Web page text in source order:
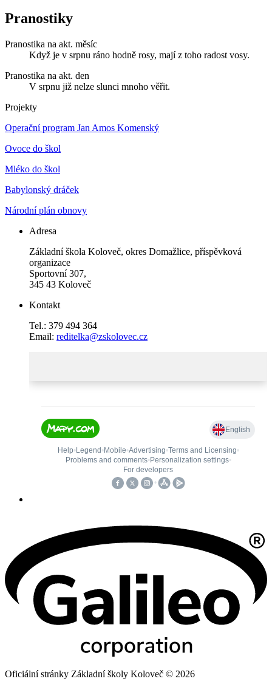
Pranostiky
Pranostika na akt. měsíc
Když je v srpnu ráno hodně rosy, mají z toho radost vosy.
Pranostika na akt. den
V srpnu již nelze slunci mnoho věřit.
Projekty
Operační program Jan Amos Komenský
Ovoce do škol
Mléko do škol
Babylonský dráček
Národní plán obnovy
Adresa
Základní škola Koloveč, okres Domažlice, příspěvková
organizace
Sportovní 307,
345 43 Koloveč
Kontakt
Tel.: 379 494 364
Email: reditelka@zskolovec.cz
Oficiální stránky Základní školy Koloveč © 2026